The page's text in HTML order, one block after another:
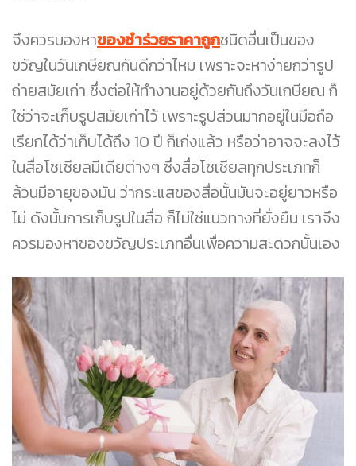
จึงควรมองหาของชำร่วยราคาถูกชนิดอื่นเป็นของ
ขวัญในวันเกษียณกันดีกว่าไหม เพราะจะหาง่ายกว่ารูป
ถ่ายสมัยเก่า ซึ่งต่อให้ทำงานอยู่ด้วยกันถึงวันเกษียณ ก็
ใช่ว่าจะเก็บรูปสมัยเก่าไว้ เพราะรูปส่วนมากอยู่ในมือถือ
เรียกได้ว่าเก็บได้ถึง 10 ปี ก็เก่งแล้ว หรือว่าอาจจะลงไว้
ในสื่อโซเชียลมีเดียต่างๆ ซึ่งสื่อโซเชียลทุกประเภทก็
ล้วนมีอายุของมัน ว่ากระแสของสื่อนั้นมันจะอยู่ยาวหรือ
ไม่ ดังนั้นการเก็บรูปในสื่อ ก็ไม่ใช่แนวทางที่ยั่งยืน เราจึง
ควรมองหาของขวัญประเภทอื่นเพื่อความสะดวกนั้นเอง